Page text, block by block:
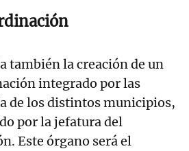
también la creación de un
integrado por las
de los distintos municipios,
por la jefatura del
Este órgano será el